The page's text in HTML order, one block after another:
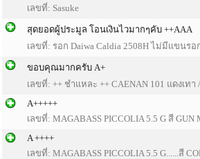
เลขที่: Sasuke
สุดยอดผู้ประมูล โอนเงินไวมากๆคับ ++AAA
เลขที่: รอก Daiwa Caldia 2508H ไม่มีแขนรอ
ขอบคุณมากครับ A+
เลขที่: ++ ชำแหละ ++ CAENAN 101 แดงเ
A+++++
เลขที่: MAGABASS PICCOLIA 5.5 G สี
A ++++
เลขที่: MAGABASS PICCOLIA 5.5 G......สี